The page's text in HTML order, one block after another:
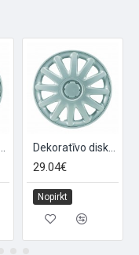
Dekoratīvo disku uzliku komplekts "DALLAS", 16'', 4 gab
29.04€
Nopirkt